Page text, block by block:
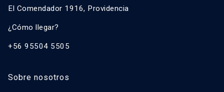
El Comendador 1916, Providencia
¿Cómo llegar?
+56 95504 5505
Sobre nosotros